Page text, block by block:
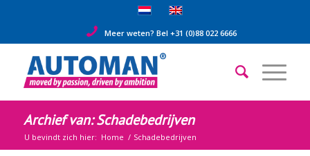
Meer weten? Bel +31 (0)88 022 6666
Archief van: Schadebedrijven
U bevindt zich hier: Home / Schadebedrijven